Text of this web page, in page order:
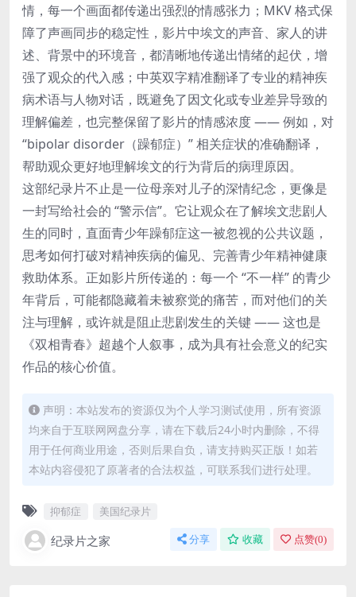
情，每一个画面都传递出强烈的情感张力；MKV 格式保
障了声画同步的稳定性，影片中埃文的声音、家人的讲
述、背景中的环境音，都清晰地传递出情绪的起伏，增
强了观众的代入感；中英双字精准翻译了专业的精神疾
病术语与人物对话，既避免了因文化或专业差异导致的
理解偏差，也完整保留了影片的情感浓度 —— 例如，对
“bipolar disorder（躁郁症）” 相关症状的准确翻译，
帮助观众更好地理解埃文的行为背后的病理原因。
这部纪录片不止是一位母亲对儿子的深情纪念，更像是
一封写给社会的 “警示信”。它让观众在了解埃文悲剧人
生的同时，直面青少年躁郁症这一被忽视的公共议题，
思考如何打破对精神疾病的偏见、完善青少年精神健康
救助体系。正如影片所传递的：每一个 “不一样” 的青少
年背后，可能都隐藏着未被察觉的痛苦，而对他们的关
注与理解，或许就是阻止悲剧发生的关键 —— 这也是
《双相青春》超越个人叙事，成为具有社会意义的纪实
作品的核心价值。
声明：本站发布的资源仅为个人学习测试使用，所有资源
均来自于互联网网盘分享，请在下载后24小时内删除，不得
用于任何商业用途，否则后果自负，请支持购买正版！如若
本站内容侵犯了原著者的合法权益，可联系我们进行处理。
抑郁症 美国纪录片
纪录片之家 分享 收藏 点赞(0)